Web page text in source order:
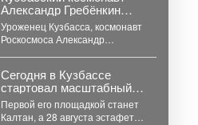
Александр Гребёнкин
приступил к тренировкам
в дублирующем экипаже
МКС-76
Уроженец Кузбасса, космонавт
Роскосмоса Александр
и астронавтом NASA
Маркосом...
Сегодня в Кузбассе
стартовал масштабный
фестиваль «Русское
лето» #ZaРоссию.
Первой его площадкой станет
Калтан, а 28 августа эстафету